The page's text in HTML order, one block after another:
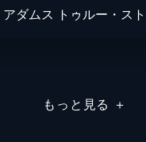
もっと見る ＋